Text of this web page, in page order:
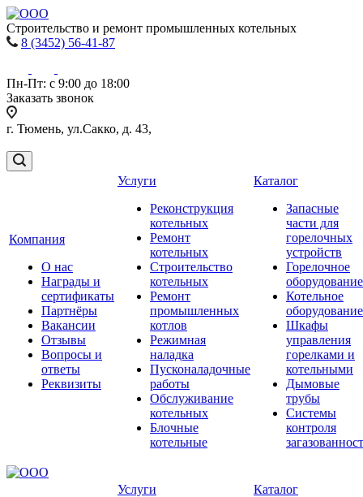
Строительство и ремонт промышленных котельных
8 (3452) 56-41-87
Пн-Пт: с 9:00 до 18:00
Заказать звонок
г. Тюмень, ул.Сакко, д. 43,
Компания
О нас
Награды и
сертификаты
Партнёры
Вакансии
Отзывы
Вопросы и
ответы
Реквизиты
Услуги
Реконструкция
котельных
Ремонт
котельных
Строительство
котельных
Ремонт
промышленных
котлов
Режимная
наладка
Пусконаладочные
работы
Обслуживание
котельных
Блочные
котельные
Каталог
Запасные
части для
горелочных
устройств
Горелочное
оборудование
Котельное
оборудование
Шкафы
управления
горелками и
котельными
Дымовые
трубы
Системы
контроля
Услуги
Каталог